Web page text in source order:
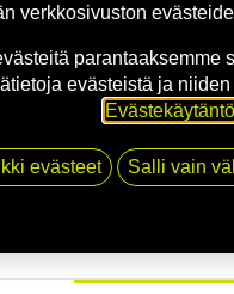
verkkosivuston
parantaaksemme
evästeistä ja
Evästekäytäntö
evästeet Salli vain